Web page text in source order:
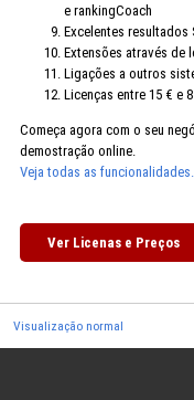
e rankingCoach
Excelentes resultados
Extensões através de
Ligações a outros
Licenças entre 15 € e
Começa agora com o seu
demostração online.
Veja todas as funcionalidades.
Ver Licenas e Preços
Visualização normal